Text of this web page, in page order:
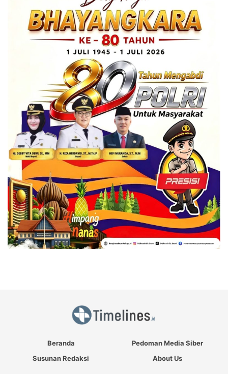
Beranda
Pedoman Media Siber
Susunan Redaksi
About Us